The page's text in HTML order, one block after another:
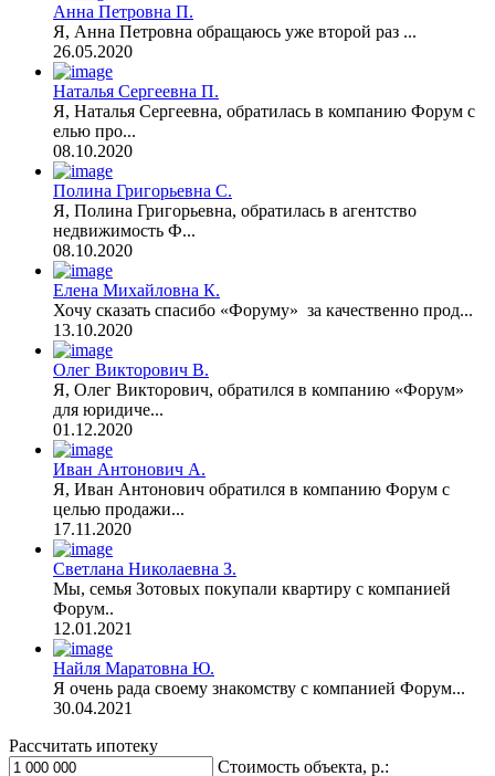
Анна Петровна П.
Я, Анна Петровна обращаюсь уже второй раз ...
26.05.2020
Наталья Сергеевна П.
Я, Наталья Сергеевна, обратилась в компанию Форум с
елью про...
08.10.2020
Полина Григорьевна С.
Я, Полина Григорьевна, обратилась в агентство
недвижимость Ф...
08.10.2020
Елена Михайловна К.
Хочу сказать спасибо «Форуму» за качественно прод...
13.10.2020
Олег Викторович В.
Я, Олег Викторович, обратился в компанию «Форум»
для юридиче...
01.12.2020
Иван Антонович А.
Я, Иван Антонович обратился в компанию Форум с
целью продажи...
17.11.2020
Светлана Николаевна З.
Мы, семья Зотовых покупали квартиру с компанией
Форум..
12.01.2021
Найля Маратовна Ю.
Я очень рада своему знакомству с компанией Форум...
30.04.2021
Рассчитать ипотеку
Стоимость объекта, р.: